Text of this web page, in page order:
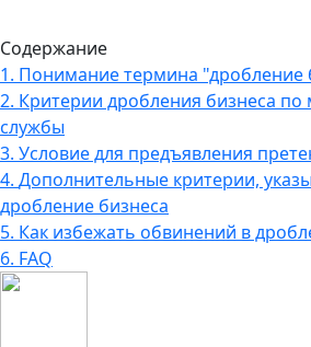
Содержание
1. Понимание термина "дробление
2. Критерии дробления бизнеса
службы
3. Условие для предъявления
4. Дополнительные критерии,
дробление бизнеса
5. Как избежать обвинений в
6. FAQ